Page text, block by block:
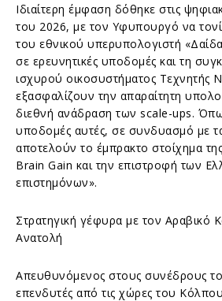
Ιδιαίτερη έμφαση δόθηκε στις
του 2026, με τον Υφυπουργό να
του εθνικού υπερυπολογιστή
σε ερευνητικές υποδομές και τη
ισχυρού οικοσυστήματος Τεχνητής
εξασφαλίζουν την απαραίτητη
διεθνή ανάδραση των scale-ups.
υποδομές αυτές, σε συνδυασμό με
αποτελούν το έμπρακτο στοίχημα
Brain Gain και την επιστροφή των
επιστημόνων».
Στρατηγική γέφυρα με τον Αραβικό
Ανατολή
Απευθυνόμενος στους συνέδρους
επενδυτές από τις χώρες του